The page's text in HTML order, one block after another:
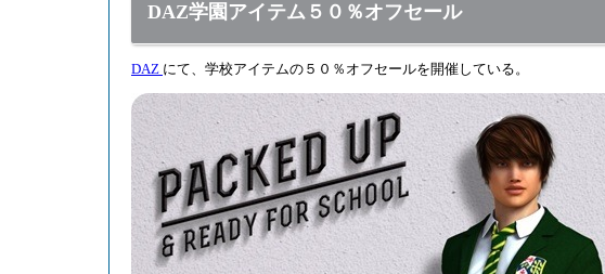
DAZ学園アイテム５０％オフセール
DAZ にて、学校アイテムの５０％オフセールを開催している。